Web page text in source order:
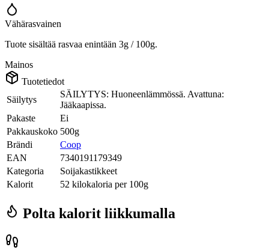
Vähärasvainen
Tuote sisältää rasvaa enintään 3g / 100g.
Mainos
Tuotetiedot
Säilytys
SÄILYTYS: Huoneenlämmössä. Avattuna:
Jääkaapissa.
Pakaste
Ei
Pakkauskoko 500g
Brändi
Coop
EAN
7340191179349
Kategoria
Soijakastikkeet
Kalorit
52 kilokaloria per 100g
Polta kalorit liikkumalla